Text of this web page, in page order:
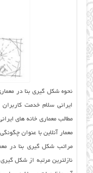
نحوه شکل گیری بنا در
ایرانی سلام خدمت
مطالب معماری خانه های
معمار آنلاین با عنوان
مراتب شکل گیری بنا در
نازلترین مرتبه از شکل